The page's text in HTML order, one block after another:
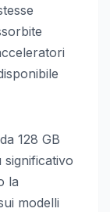
128 GB
la
modelli